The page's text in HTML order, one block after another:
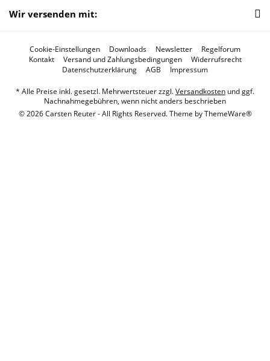
Wir versenden mit:
Cookie-Einstellungen Downloads Newsletter
Regelforum
Kontakt
Versand und Zahlungsbedingungen
Widerrufsrecht
Datenschutzerklärung
AGB Impressum
* Alle Preise inkl. gesetzl. Mehrwertsteuer zzgl.Versandkosten und ggf.
Nachnahmegebühren, wenn nicht anders beschrieben
© 2026 Carsten Reuter - All Rights Reserved. Theme byThemeWare®